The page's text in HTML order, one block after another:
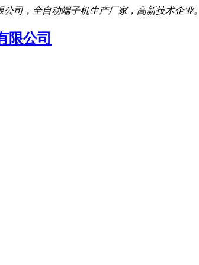
司，全自动端子机生产厂家，高新技术企业。